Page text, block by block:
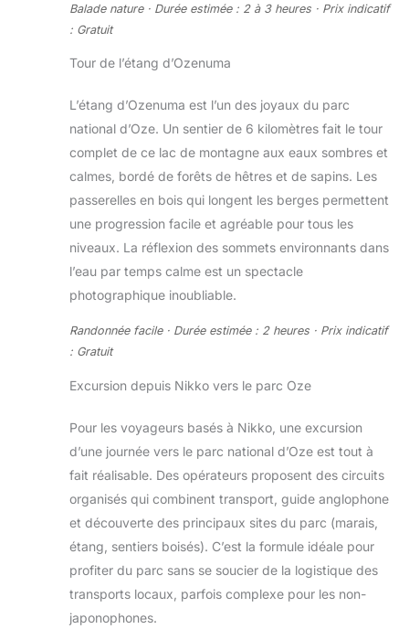
Balade nature · Durée estimée : 2 à 3 heures · Prix indicatif
: Gratuit
Tour de l’étang d’Ozenuma
L’étang d’Ozenuma est l’un des joyaux du parc
national d’Oze. Un sentier de 6 kilomètres fait le tour
complet de ce lac de montagne aux eaux sombres et
calmes, bordé de forêts de hêtres et de sapins. Les
passerelles en bois qui longent les berges permettent
une progression facile et agréable pour tous les
niveaux. La réflexion des sommets environnants dans
l’eau par temps calme est un spectacle
photographique inoubliable.
Randonnée facile · Durée estimée : 2 heures · Prix indicatif
: Gratuit
Excursion depuis Nikko vers le parc Oze
Pour les voyageurs basés à Nikko, une excursion
d’une journée vers le parc national d’Oze est tout à
fait réalisable. Des opérateurs proposent des circuits
organisés qui combinent transport, guide anglophone
et découverte des principaux sites du parc (marais,
étang, sentiers boisés). C’est la formule idéale pour
profiter du parc sans se soucier de la logistique des
transports locaux, parfois complexe pour les non-
japonophones.